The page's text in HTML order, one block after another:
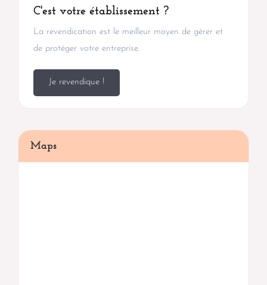
C'est votre établissement ?
La revendication est le meilleur moyen de gérer et
de protéger votre entreprise.
Je revendique !
Maps